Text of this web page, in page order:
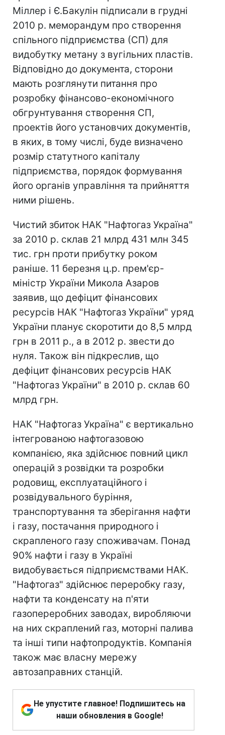
Міллер і Є.Бакулін підписали в грудні
2010 р. меморандум про створення
спільного підприємства (СП) для
видобутку метану з вугільних пластів.
Відповідно до документа, сторони
мають розглянути питання про
розробку фінансово-економічного
обгрунтування створення СП,
проектів його установчих документів,
в яких, в тому числі, буде визначено
розмір статутного капіталу
підприємства, порядок формування
його органів управління та прийняття
ними рішень.
Чистий збиток НАК "Нафтогаз Україна"
за 2010 р. склав 21 млрд 431 млн 345
тис. грн проти прибутку роком
раніше. 11 березня ц.р. прем'єр-
міністр України Микола Азаров
заявив, що дефіцит фінансових
ресурсів НАК "Нафтогаз України" уряд
України планує скоротити до 8,5 млрд
грн в 2011 р., а в 2012 р. звести до
нуля. Також він підкреслив, що
дефіцит фінансових ресурсів НАК
"Нафтогаз України" в 2010 р. склав 60
млрд грн.
НАК "Нафтогаз Україна" є вертикально
інтегрованою нафтогазовою
компанією, яка здійснює повний цикл
операцій з розвідки та розробки
родовищ, експлуатаційного і
розвідувального буріння,
транспортування та зберігання нафти
і газу, постачання природного і
скрапленого газу споживачам. Понад
90% нафти і газу в Україні
видобувається підприємствами НАК.
"Нафтогаз" здійснює переробку газу,
нафти та конденсату на п'яти
газопереробних заводах, виробляючи
на них скраплений газ, моторні палива
та інші типи нафтопродуктів. Компанія
також має власну мережу
автозаправних станцій.
Не упустите главное! Подпишитесь на
наши обновления в Google!